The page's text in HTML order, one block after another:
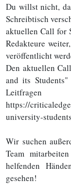
Du willst nicht,
Schreibtisch
aktuellen Call for
Redakteure
veröffentlicht
Den aktuellen
and its
https://
university-
Wir suchen
Team
helfenden
gesehen!